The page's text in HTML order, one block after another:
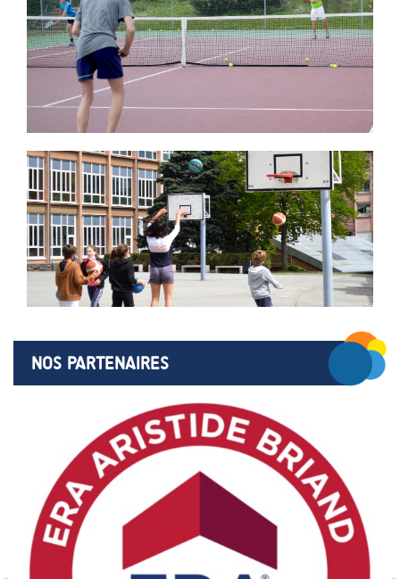
NOS PARTENAIRES